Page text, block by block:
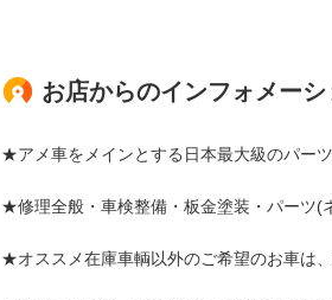
お店からのインフォメーシ
★アメ車をメインとする日本最大級のパー
★修理全般・車検整備・板金塗装・パーツ(
★オススメ在庫車輌以外のご希望のお車は